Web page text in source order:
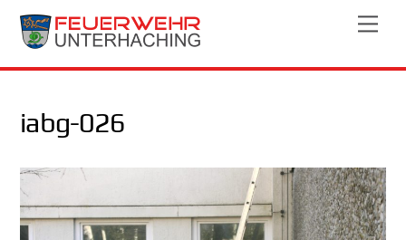
Skip
iabg-026